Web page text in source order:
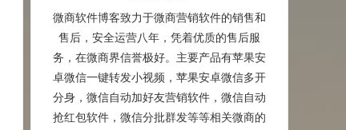
微商软件博客致力于微商营销软件的销售和
售后，安全运营八年，凭着优质的售后服
务，在微商界信誉极好。主要产品有苹果安
卓微信一键转发小视频，苹果安卓微信多开
分身，微信自动加好友营销软件，微信自动
抢红包软件，微信分批群发等等相关微商的